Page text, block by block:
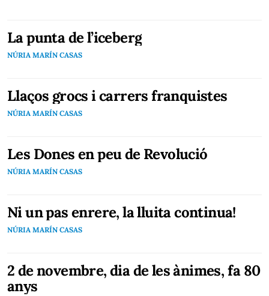
La punta de l’iceberg
NÚRIA MARÍN CASAS
Llaços grocs i carrers franquistes
NÚRIA MARÍN CASAS
Les Dones en peu de Revolució
NÚRIA MARÍN CASAS
Ni un pas enrere, la lluita continua!
NÚRIA MARÍN CASAS
2 de novembre, dia de les ànimes, fa 80
anys